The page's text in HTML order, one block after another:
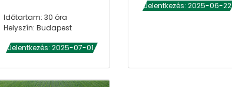
Időtartam: 30 óra
Helyszín: Budapest
Jelentkezés: 2025-07-01
Jelentkezés: 2025-06-22